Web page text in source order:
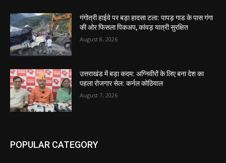
गंगोत्री हाईवे पर बड़ा हादसा टला: पापड़ गाड के पास गंगा
की ओर फिसला पिकअप, कांवड़ यात्री सुरक्षित
August 8, 2026
उत्तराखंड में बड़ा कदम: अग्निवीरों के लिए बना देश का
पहला रोजगार सेल: कर्नल कोठियाल
August 7, 2026
POPULAR CATEGORY